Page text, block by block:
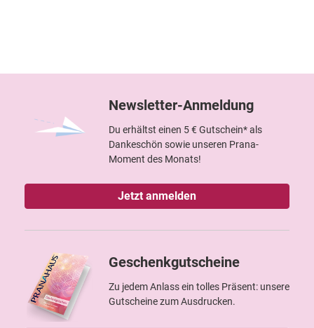
Newsletter-Anmeldung
Du erhältst einen 5 € Gutschein* als
Dankeschön sowie unseren Prana-
Moment des Monats!
Jetzt anmelden
Geschenkgutscheine
Zu jedem Anlass ein tolles Präsent: unsere
Gutscheine zum Ausdrucken.